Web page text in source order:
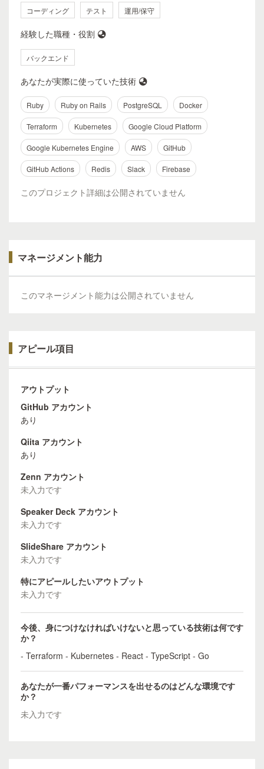
コーディング テスト 運用/保守
経験した職種・役割
バックエンド
あなたが実際に使っていた技術
Ruby Ruby on Rails PostgreSQL Docker
Terraform Kubernetes Google Cloud Platform
Google Kubernetes Engine AWS GitHub
GitHub Actions Redis Slack Firebase
このプロジェクト詳細は公開されていません
マネージメント能力
このマネージメント能力は公開されていません
アピール項目
アウトプット
GitHub アカウント
あり
Qiita アカウント
あり
Zenn アカウント
未入力です
Speaker Deck アカウント
未入力です
SlideShare アカウント
未入力です
特にアピールしたいアウトプット
未入力です
今後、身につけなければいけないと思っている技術は何です
か？
- Terraform - Kubernetes - React - TypeScript - Go
あなたが一番パフォーマンスを出せるのはどんな環境です
か？
未入力です